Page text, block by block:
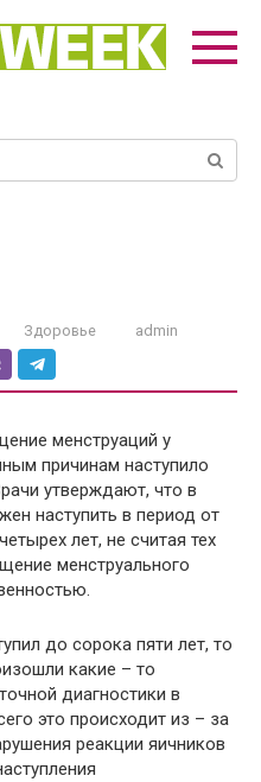
Здоровье admin
менструаций у
причинам наступило
утверждают, что в
наступить в период от
лет, не считая тех
менструального
до сорока пяти лет, то
какие – то
диагностики в
это происходит из – за
реакции яичников